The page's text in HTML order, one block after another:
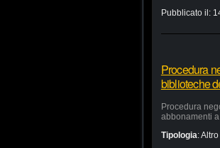
Pubblicato il:
Procedura
biblioteche
Procedura
abbonamenti
Tipologia:Altro